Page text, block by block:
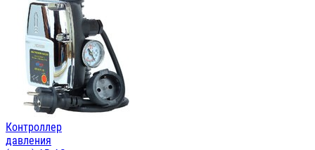
Контроллер
давления